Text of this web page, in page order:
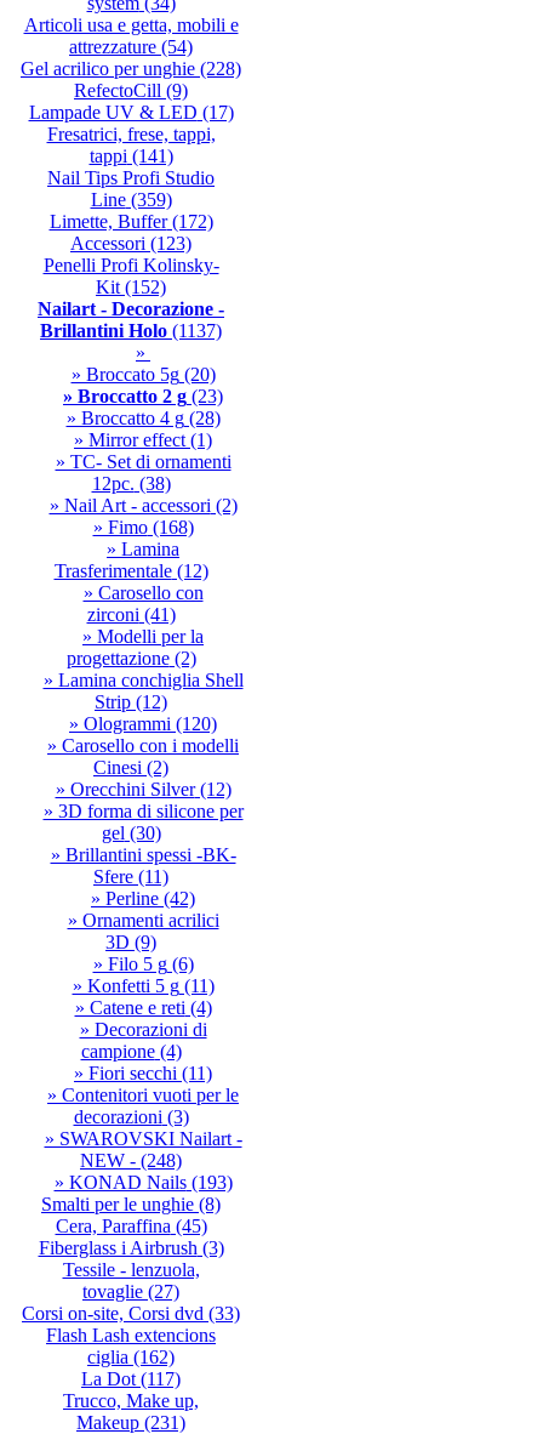
Articoli usa e getta, mobili e
attrezzature (54)
Gel acrilico per unghie (228)
RefectoCill (9)
Lampade UV & LED (17)
Fresatrici, frese, tappi,
tappi (141)
Nail Tips Profi Studio
Line(359)
Limette, Buffer(172)
Accessori (123)
Penelli Profi Kolinsky-
Kit (152)
Nailart - Decorazione -
Brillantini Holo (1137)
»
» Broccato 5g(20)
» Broccatto 2 g (23)
» Broccatto 4 g(28)
» Mirror effect (1)
» TC- Set di ornamenti
12pc. (38)
» Nail Art - accessori (2)
» Fimo(168)
» Lamina
Trasferimentale(12)
» Carosello con
zirconi (41)
» Modelli per la
progettazione(2)
» Lamina conchiglia Shell
Strip (12)
» Ologrammi (120)
» Carosello con i modelli
Cinesi (2)
» Orecchini Silver(12)
» 3D forma di silicone per
gel (30)
» Brillantini spessi -BK-
Sfere (11)
» Perline (42)
» Ornamenti acrilici
3D (9)
» Filo 5 g(6)
» Konfetti 5 g(11)
» Catene e reti (4)
» Decorazioni di
campione(4)
» Fiori secchi (11)
» Contenitori vuoti per le
decorazioni (3)
» SWAROVSKI Nailart -
NEW - (248)
» KONAD Nails(193)
Smalti per le unghie (8)
Cera, Paraffina (45)
Fiberglass i Airbrush (3)
Tessile - lenzuola,
tovaglie (27)
Corsi on-site, Corsi dvd (33)
Flash Lash extencions
ciglia (162)
La Dot (117)
Trucco, Make up,
Makeup (231)